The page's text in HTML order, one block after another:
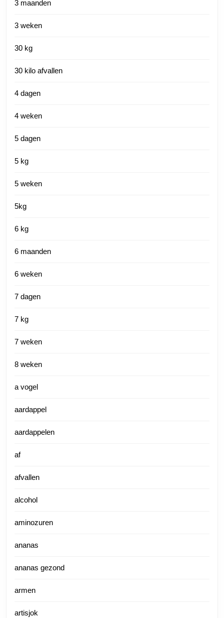
3 maanden
3 weken
30 kg
30 kilo afvallen
4 dagen
4 weken
5 dagen
5 kg
5 weken
5kg
6 kg
6 maanden
6 weken
7 dagen
7 kg
7 weken
8 weken
a vogel
aardappel
aardappelen
af
afvallen
alcohol
aminozuren
ananas
ananas gezond
armen
artisjok